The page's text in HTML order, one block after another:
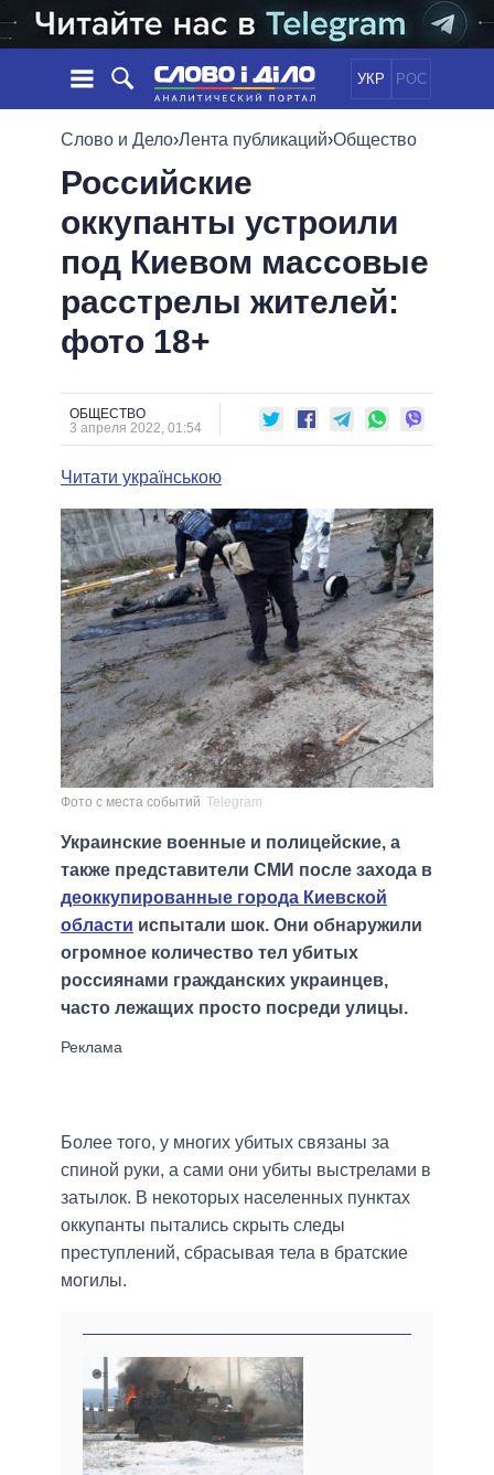
УКР РОС
НОВОСТИ
ЛЕНТА
СОБЫТИЯ
СТАТЬИ
МНЕНИЯ
ОБЗОРЫ
ДАЙДЖЕСТЫ
ЭКОНОМИКА
ОБЩЕСТВО
ОБЕЩАНИЯ
ПОЛИТИКИ
ВСЕ ПОЛИТИКИ
ПРЕЗИДЕНТ И ОФИС
ВЕРХОВНАЯ РАДА
ГЛАВЫ ОБЛАДМИНИСТРАЦИЙ
МЭРЫ
ВСЕ ПЕРСОНЫ
СРАВНЕНИЕ ПОЛИТИКОВ
Слово и Дело›Лента публикаций›Общество
Российские
оккупанты устроили
под Киевом массовые
расстрелы жителей:
фото 18+
ОБЩЕСТВО
3 апреля 2022, 01:54
Читати українською
Фото с места событий Telegram
Украинские военные и полицейские, а
также представители СМИ после захода в
деоккупированные города Киевской
области испытали шок. Они обнаружили
огромное количество тел убитых
россиянами гражданских украинцев,
часто лежащих просто посреди улицы.
Более того, у многих убитых связаны за
спиной руки, а сами они убиты выстрелами в
затылок. В некоторых населенных пунктах
оккупанты пытались скрыть следы
преступлений, сбрасывая тела в братские
могилы.